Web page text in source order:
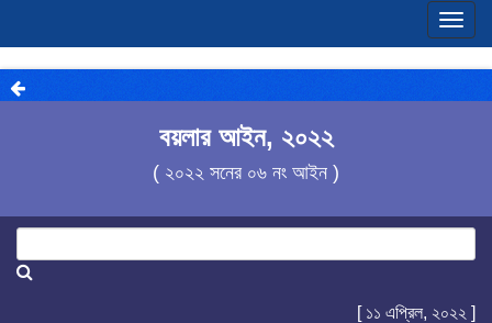
বয়লার আইন, ২০২২
( ২০২২ সনের ০৬ নং আইন )
[ ১১ এপ্রিল, ২০২২ ]